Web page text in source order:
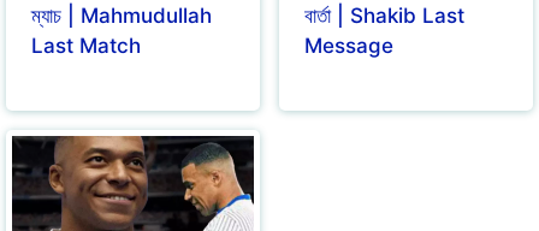
ম্যাচ | Mahmudullah
Last Match
বার্তা | Shakib Last
Message